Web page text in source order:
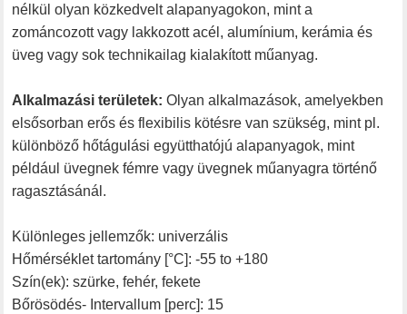
nélkül olyan közkedvelt alapanyagokon, mint a
zománcozott vagy lakkozott acél, alumínium, kerámia és
üveg vagy sok technikailag kialakított műanyag.
Alkalmazási területek: Olyan alkalmazások, amelyekben
elsősorban erős és flexibilis kötésre van szükség, mint pl.
különböző hőtágulási együtthatójú alapanyagok, mint
például üvegnek fémre vagy üvegnek műanyagra történő
ragasztásánál.
Különleges jellemzők: univerzális
Hőmérséklet tartomány [°C]: -55 to +180
Szín(ek): szürke, fehér, fekete
Bőrösödés- Intervallum [perc]: 15